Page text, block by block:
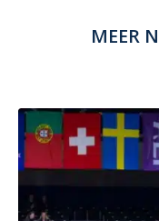
MEER